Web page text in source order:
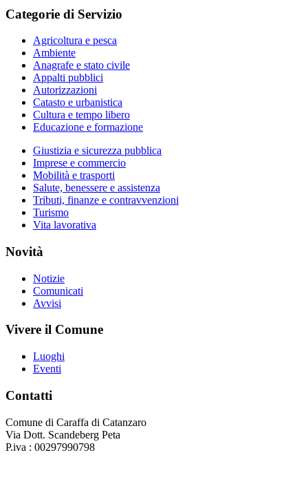
Categorie di Servizio
Agricoltura e pesca
Ambiente
Anagrafe e stato civile
Appalti pubblici
Autorizzazioni
Catasto e urbanistica
Cultura e tempo libero
Educazione e formazione
Giustizia e sicurezza pubblica
Imprese e commercio
Mobilità e trasporti
Salute, benessere e assistenza
Tributi, finanze e contravvenzioni
Turismo
Vita lavorativa
Novità
Notizie
Comunicati
Avvisi
Vivere il Comune
Luoghi
Eventi
Contatti
Comune di Caraffa di Catanzaro
Via Dott. Scandeberg Peta
P.iva : 00297990798